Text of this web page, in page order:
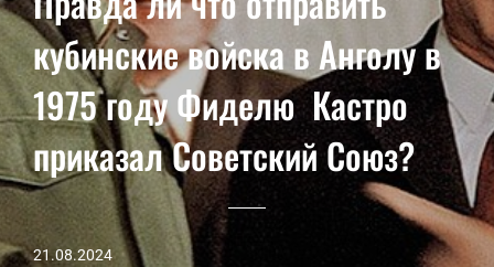
кубинские войска в Анголу в
1975 году Фиделю Кастро
приказал Советский Союз?
21.08.2024